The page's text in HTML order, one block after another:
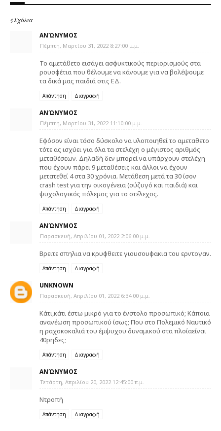
5 Σχόλια
ΑΝΏΝΥΜΟΣ
Πέμπτη, Μαρτίου 31, 2022 8:27:00 μ.μ.
Το αμετάθετο εισάγει ασφυκτικούς περιορισμούς στα
ρουσφέτια που θέλουμε να κάνουμε για να βολέψουμε
τα δικά μας παιδιά στις ΕΔ.
Απάντηση Διαγραφή
ΑΝΏΝΥΜΟΣ
Πέμπτη, Μαρτίου 31, 2022 11:10:00 μ.μ.
Εφόσον είναι τόσο δύσκολο να υλοποιηθεί το αμεταθετο
τότε ας ισχύει για όλα τα στελέχη ο μέγιστος αριθμός
μεταθέσεων. Δηλαδή δεν μπορεί να υπάρχουν στελέχη
που έχουν πάρει 9 μεταθέσεις και άλλοι να έχουν
μετατεθεί 4 στα 30 χρόνια. Μετάθεση μετά τα 30 ίσον
crash test για την οικογένεια (σύζυγό και παιδιά) και
ψυχολογικός πόλεμος για το στέλεχος.
Απάντηση Διαγραφή
ΑΝΏΝΥΜΟΣ
Παρασκευή, Απριλίου 01, 2022 2:06:00 μ.μ.
Βρειτε σπηλια να κρυφθειτε γιουσουφακια του ερντογαν.
Απάντηση Διαγραφή
UNKNOWN
Παρασκευή, Απριλίου 01, 2022 6:34:00 μ.μ.
Κάτι,κάτι έστω μικρό για το ένστολο προσωπικό; Κάποια
ανανέωση προσωπικού ίσως; Που στο Πολεμικό Ναυτικό
η ραχοκοκαλιά του έμψυχου δυναμικού στα πλοίαείναι
40ρηδες;
Απάντηση Διαγραφή
ΑΝΏΝΥΜΟΣ
Τετάρτη, Απριλίου 20, 2022 12:45:00 π.μ.
Ντροπή
Απάντηση Διαγραφή